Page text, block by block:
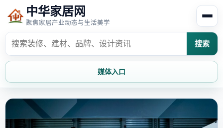
中华家居网
聚焦家居产业动态与生活美学
搜索
媒体入口
首页